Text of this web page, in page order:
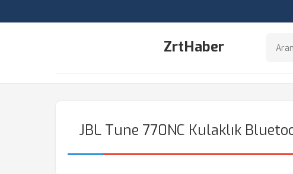
ZrtHaber
JBL Tune 770NC Kulaklık